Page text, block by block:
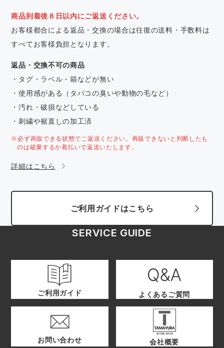
商品到着後８日以内にご返送ください。
お客様都合による返品・交換の場合は往復の送料・手数料は
すべてお客様負担となります。
返品・交換不可の商品
・タグ・ラベル・箱などが無い
・使用感がある（タバコの臭いや動物の毛など）
・汚れ・破損などしている
・刺繍や裾直しの加工済
※必ず再販できる状態でご返送ください。再販できないと判断したも
のは破棄するか着払いで返送いたします。
詳細はこちら
ご利用ガイドはこちら
SERVICE GUIDE
ご利用ガイド よくあるご質問
お問い合わせ 会社概要